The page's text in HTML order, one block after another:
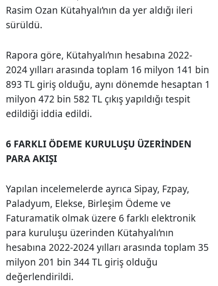
Rasim Ozan Kütahyalı’nın da yer aldığı ileri
sürüldü.
Rapora göre, Kütahyalı’nın hesabına 2022-
2024 yılları arasında toplam 16 milyon 141 bin
893 TL giriş olduğu, aynı dönemde hesaptan 1
milyon 472 bin 582 TL çıkış yapıldığı tespit
edildiği iddia edildi.
6 FARKLI ÖDEME KURULUŞU ÜZERİNDEN
PARA AKIŞI
Yapılan incelemelerde ayrıca Sipay, Fzpay,
Paladyum, Elekse, Birleşim Ödeme ve
Faturamatik olmak üzere 6 farklı elektronik
para kuruluşu üzerinden Kütahyalı’nın
hesabına 2022-2024 yılları arasında toplam 35
milyon 201 bin 344 TL giriş olduğu
değerlendirildi.